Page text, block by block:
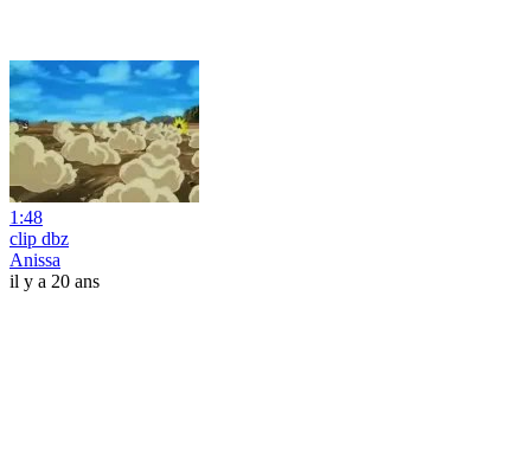
1:48
clip dbz
Anissa
il y a 20 ans